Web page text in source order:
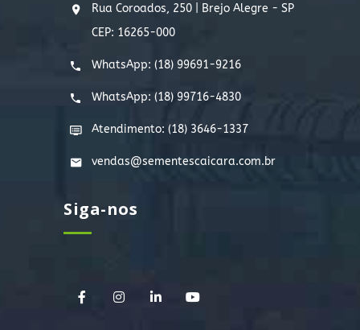
Rua Coroados, 250 | Brejo Alegre - SP
CEP: 16265-000
WhatsApp: (18) 99691-9216
WhatsApp: (18) 99716-4830
Atendimento: (18) 3646-1337
vendas@sementescaicara.com.br
Siga-nos